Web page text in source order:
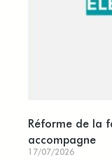
Réforme de la
accompagne
17/07/2026